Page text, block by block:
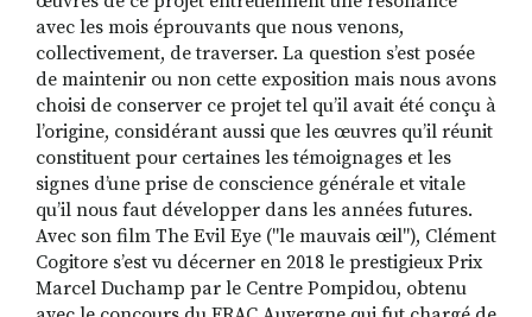
avec les mois éprouvants que nous venons,
collectivement, de traverser. La question s’est posée
de maintenir ou non cette exposition mais nous avons
choisi de conserver ce projet tel qu’il avait été conçu à
l’origine, considérant aussi que les œuvres qu’il réunit
constituent pour certaines les témoignages et les
signes d’une prise de conscience générale et vitale
qu’il nous faut développer dans les années futures.
Avec son film The Evil Eye ("le mauvais œil"), Clément
Cogitore s’est vu décerner en 2018 le prestigieux Prix
Marcel Duchamp par le Centre Pompidou, obtenu